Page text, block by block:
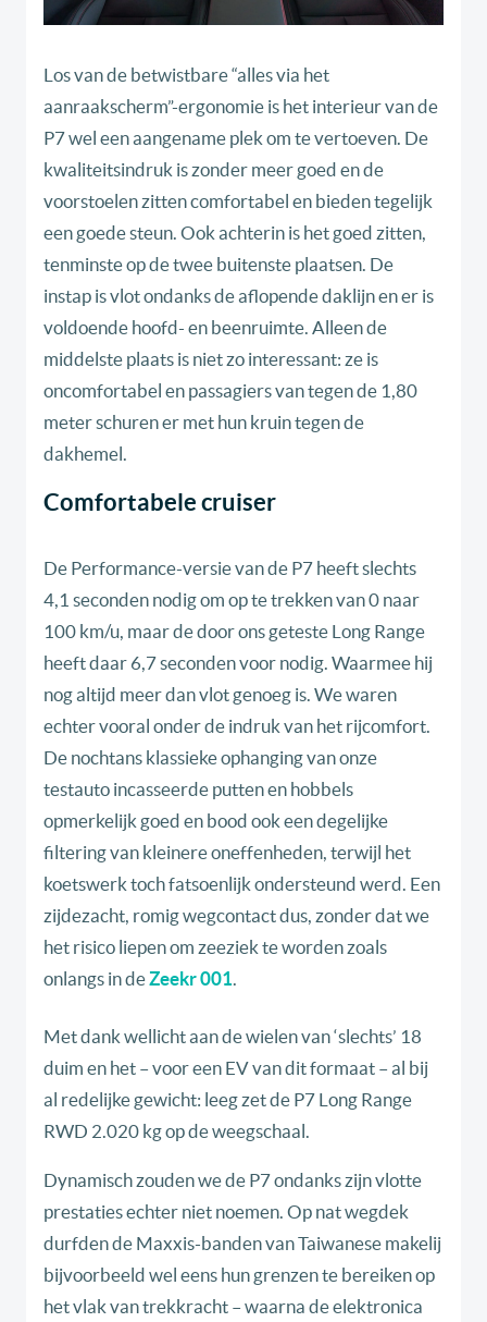
Los van de betwistbare “alles via het
aanraakscherm”-ergonomie is het interieur van de
P7 wel een aangename plek om te vertoeven. De
kwaliteitsindruk is zonder meer goed en de
voorstoelen zitten comfortabel en bieden tegelijk
een goede steun. Ook achterin is het goed zitten,
tenminste op de twee buitenste plaatsen. De
instap is vlot ondanks de aflopende daklijn en er is
voldoende hoofd- en beenruimte. Alleen de
middelste plaats is niet zo interessant: ze is
oncomfortabel en passagiers van tegen de 1,80
meter schuren er met hun kruin tegen de
dakhemel.
Comfortabele cruiser
De Performance-versie van de P7 heeft slechts
4,1 seconden nodig om op te trekken van 0 naar
100 km/u, maar de door ons geteste Long Range
heeft daar 6,7 seconden voor nodig. Waarmee hij
nog altijd meer dan vlot genoeg is. We waren
echter vooral onder de indruk van het rijcomfort.
De nochtans klassieke ophanging van onze
testauto incasseerde putten en hobbels
opmerkelijk goed en bood ook een degelijke
filtering van kleinere oneffenheden, terwijl het
koetswerk toch fatsoenlijk ondersteund werd. Een
zijdezacht, romig wegcontact dus, zonder dat we
het risico liepen om zeeziek te worden zoals
onlangs in deZeekr 001.
Met dank wellicht aan de wielen van ‘slechts’ 18
duim en het – voor een EV van dit formaat – al bij
al redelijke gewicht: leeg zet de P7 Long Range
RWD 2.020 kg op de weegschaal.
Dynamisch zouden we de P7 ondanks zijn vlotte
prestaties echter niet noemen. Op nat wegdek
durfden de Maxxis-banden van Taiwanese makelij
bijvoorbeeld wel eens hun grenzen te bereiken op
het vlak van trekkracht – waarna de elektronica